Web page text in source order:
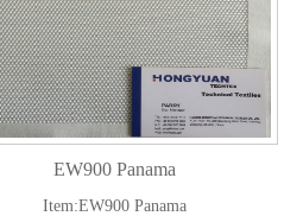
EW900 Panama
Item:EW900 Panama